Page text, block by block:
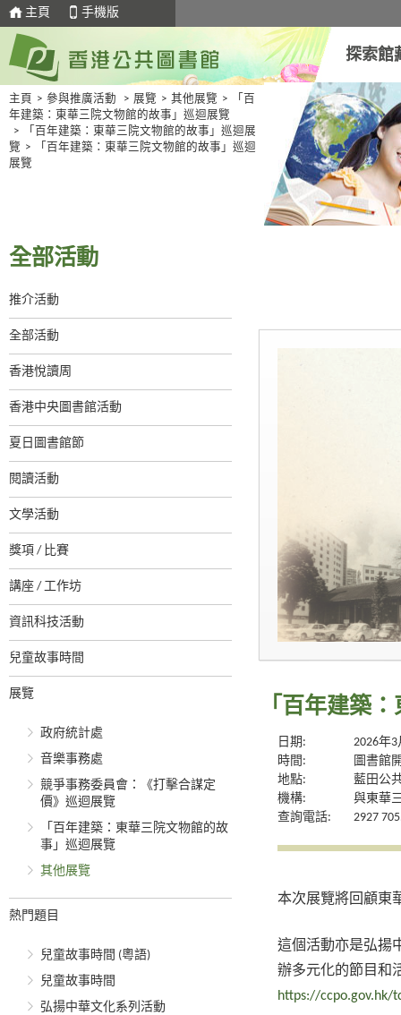
主頁 手機版
探索館
主頁 > 參與推廣活動 > 展覽 > 其他展覽 >
「百
年建築：東華三院文物館的故事」巡迴展覽
>
「百年建築：東華三院文物館的故事」巡迴展
覽 >
「百年建築：東華三院文物館的故事」巡迴
展覽
全部活動
推介活動
全部活動
香港悅讀周
香港中央圖書館活動
夏日圖書館節
閱讀活動
文學活動
獎項 / 比賽
講座 / 工作坊
資訊科技活動
兒童故事時間
展覽
政府統計處
音樂事務處
競爭事務委員會：《打擊合謀定
價》巡迴展覽
「百年建築：東華三院文物館的故
事」巡迴展覽
其他展覽
熱門題目
兒童故事時間 (粵語)
兒童故事時間
弘揚中華文化系列活動
「百年建築
日期:
2026年
時間:
圖書館
地點:
藍田公
機構:
與東華
查詢電話:
2927
本次展覽將回顧東
這個活動亦是弘揚
辦多元化的節目和
https://ccpo.gov.hk/